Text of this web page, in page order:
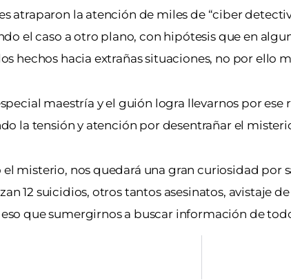
atraparon la atención de miles de “ciber
el caso a otro plano, con hipótesis que en
hechos hacia extrañas situaciones, no por ello
maestría y el guión logra llevarnos por
la tensión y atención por desentrañar el
misterio, nos quedará una gran curiosidad por
12 suicidios, otros tantos asesinatos, avistaje
que sumergirnos a buscar información de